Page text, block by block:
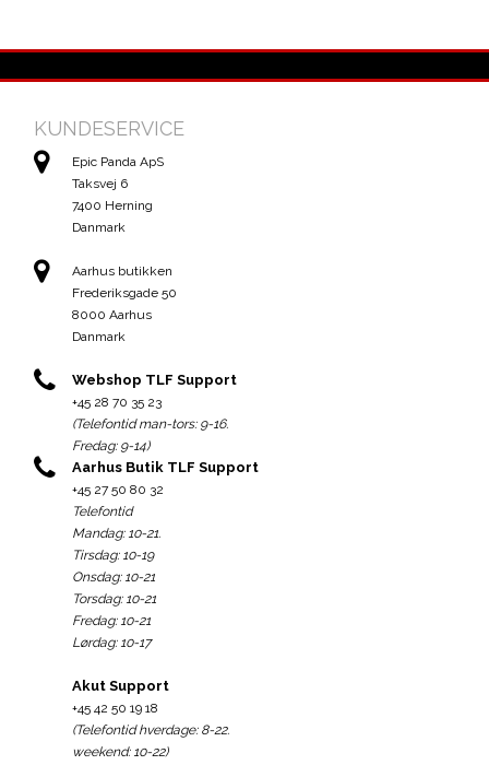
KUNDESERVICE
Epic Panda ApS
Taksvej 6
7400 Herning
Danmark
Aarhus butikken
Frederiksgade 50
8000 Aarhus
Danmark
Webshop TLF Support
+45 28 70 35 23
(Telefontid man-tors: 9-16.
Fredag: 9-14)
Aarhus Butik TLF Support
+45 27 50 80 32
Telefontid
Mandag: 10-21.
Tirsdag: 10-19
Onsdag: 10-21
Torsdag: 10-21
Fredag: 10-21
Lørdag: 10-17
Akut Support
+45 42 50 19 18
(Telefontid hverdage: 8-22.
weekend: 10-22)